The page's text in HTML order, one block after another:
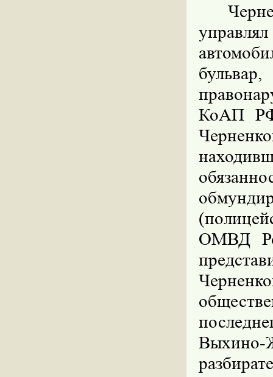
КоАП
ОМВД
Выхино-